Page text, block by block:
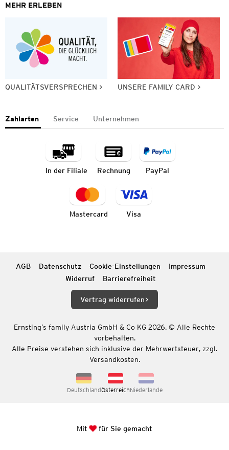
MEHR ERLEBEN
QUALITÄTSVERSPRECHEN UNSERE FAMILY CARD
Zahlarten Service Unternehmen
In der Filiale Rechnung PayPal
Mastercard Visa
AGB Datenschutz Cookie-Einstellungen
Impressum
Widerruf
Barrierefreiheit
Vertrag widerrufen
Ernsting’s family Austria GmbH & Co KG 2026. © Alle Rechte
vorbehalten.
Alle Preise verstehen sich inklusive der Mehrwertsteuer, zzgl.
Versandkosten.
DeutschlandÖsterreichNiederlande
Mit für Sie gemacht